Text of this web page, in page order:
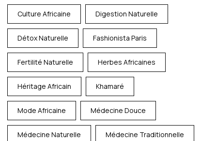
Culture Africaine Digestion Naturelle
Détox Naturelle Fashionista Paris
Fertilité Naturelle Herbes Africaines
Héritage Africain Khamaré
Mode Africaine Médecine Douce
Médecine Naturelle Médecine Traditionnelle